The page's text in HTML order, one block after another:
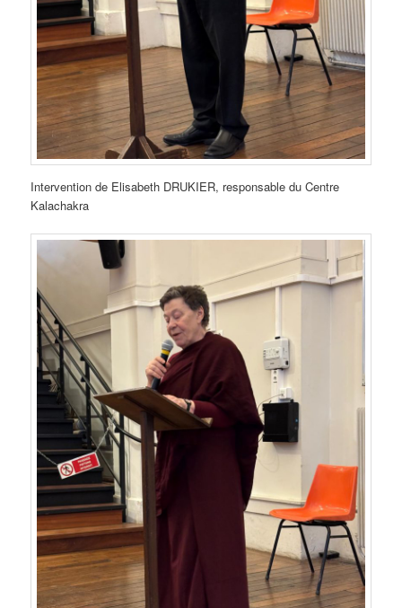
Intervention de Elisabeth DRUKIER, responsable du Centre
Kalachakra